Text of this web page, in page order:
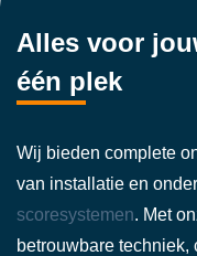
Alles voor
één plek
Wij bieden complete
van installatie en
scoresystemen. Met
betrouwbare techniek,